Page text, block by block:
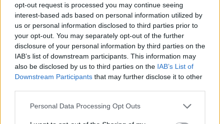
opt-out request is processed you may continue seeing
interest-based ads based on personal information utilized by
us or personal information disclosed to third parties prior to
your opt-out. You may separately opt-out of the further
disclosure of your personal information by third parties on the
IAB’s list of downstream participants. This information may
also be disclosed by us to third parties on the IAB’s List of
Downstream Participants that may further disclose it to other
Personal Data Processing Opt Outs
περαιτέρω κατάρρευση, αλλά ο κλονισμός στις
αγορές δεν θα έχει μεγάλες συνέπειες.
Οι επενδυτές αναμένουν τώρα πάνω από 120
μονάδες μείωση των αμερικανικών επιτοκίων
μέχρι το τέλος του έτους, έναντι περίπου 50
μονάδων βάσης στις αρχές της περασμένης
μείωση των επιτοκίων κατά 50 μονάδες βάσης